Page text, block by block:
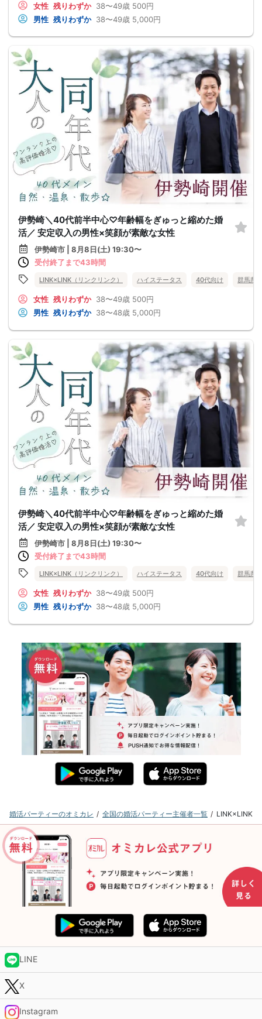
女性 残りわずか 38〜49歳 500円
男性 残りわずか 38〜49歳 5,000円
伊勢崎＼40代前半中心♡年齢幅をぎゅっと縮めた婚
活／ 安定収入の男性×笑顔が素敵な女性
伊勢崎市 | 8月8日(土) 19:30〜
受付終了まで43時間
LINK×LINK（リンクリンク） ハイステータス 40代向け 群馬県
女性 残りわずか 38〜49歳 500円
男性 残りわずか 38〜48歳 5,000円
伊勢崎＼40代前半中心♡年齢幅をぎゅっと縮めた婚
活／ 安定収入の男性×笑顔が素敵な女性
伊勢崎市 | 8月8日(土) 19:30〜
受付終了まで43時間
LINK×LINK（リンクリンク） ハイステータス 40代向け 群馬県
女性 残りわずか 38〜49歳 500円
男性 残りわずか 38〜48歳 5,000円
婚活パーティーのオミカレ 全国の婚活パーティー主催者一覧 LINK×LINK（
LINE
X
Instagram